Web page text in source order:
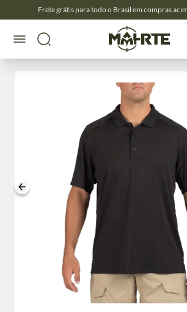
Frete grátis para todo o Brasil em compras